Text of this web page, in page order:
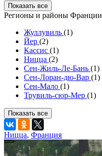
Показать все
Регионы и районы Франции
Жуллувиль (1)
Йер (2)
Кассис (1)
Ницца (2)
Сен-Жиль-Ле-Бань (1)
Сен-Лоран-дю-Вар (1)
Сен-Мало (1)
Трувиль-сюр-Мер (1)
Показать все
Ницца, Франция